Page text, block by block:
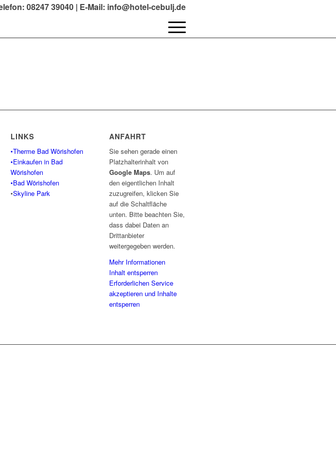
08247 39040 | E-Mail: info@hotel-cebulj.de
LINKS
•Therme Bad Wörishofen
•Einkaufen in Bad
Wörishofen
•Bad Wörishofen
•Skyline Park
ANFAHRT
Sie sehen gerade einen
Platzhalterinhalt von
Google Maps. Um auf
den eigentlichen Inhalt
zuzugreifen, klicken Sie
auf die Schaltfläche
unten. Bitte beachten Sie,
dass dabei Daten an
Drittanbieter
weitergegeben werden.
Mehr Informationen
Inhalt entsperren
Erforderlichen Service
akzeptieren und Inhalte
entsperren